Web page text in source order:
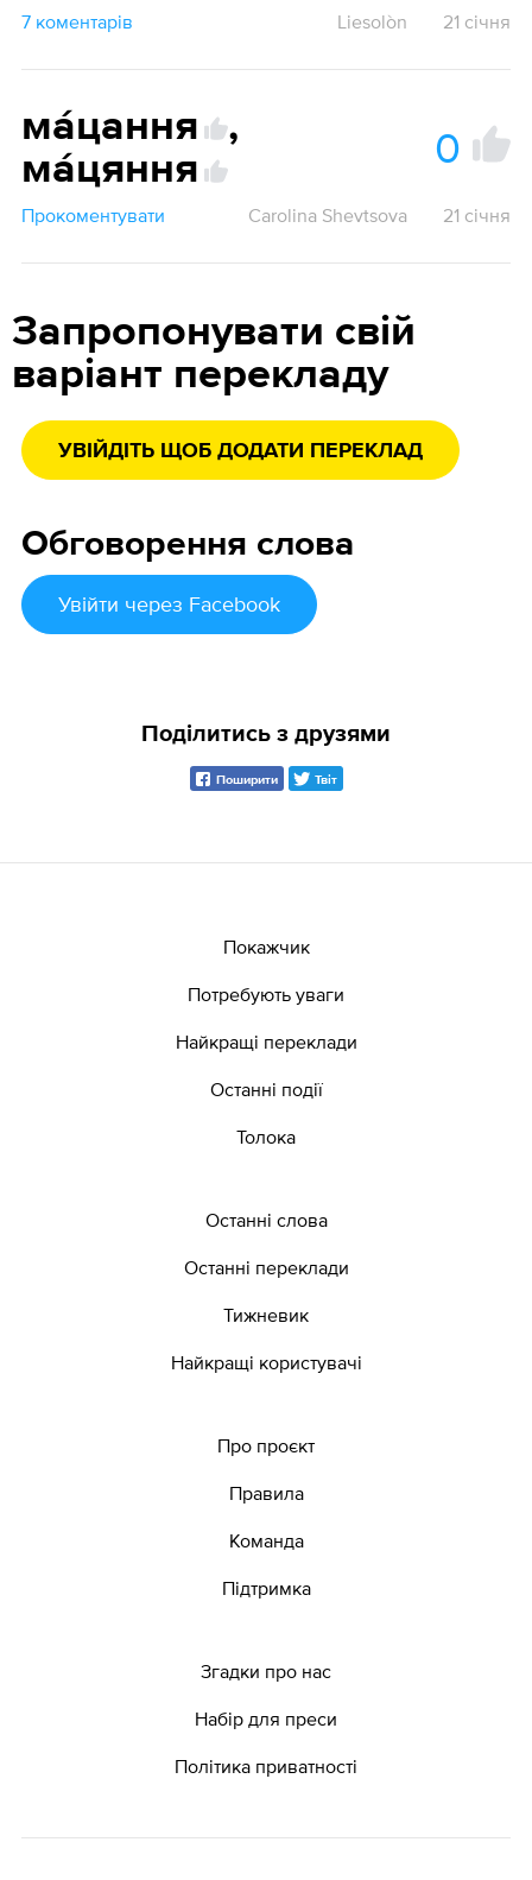
7 коментарів Liesolòn 21 січня
ма́цання
,
ма́цяння
0
Прокоментувати Carolina Shevtsova 21 січня
Запропонувати свій
варіант перекладу
УВІЙДІТЬ ЩОБ ДОДАТИ ПЕРЕКЛАД
Обговорення слова
Увійти через Facebook
Поділитись з друзями
Поширити Твіт
Покажчик
Потребують уваги
Найкращі переклади
Останні події
Толока
Останні слова
Останні переклади
Тижневик
Найкращі користувачі
Про проєкт
Правила
Команда
Підтримка
Згадки про нас
Набір для преси
Політика приватності